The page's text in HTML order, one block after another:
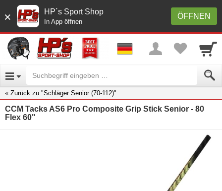
× ÖFFNEN
HP´s Sport Shop
In App öffnen
Zurück zu "Schläger Senior (70-112)"
CCM Tacks AS6 Pro Composite Grip Stick Senior - 80
Flex 60"